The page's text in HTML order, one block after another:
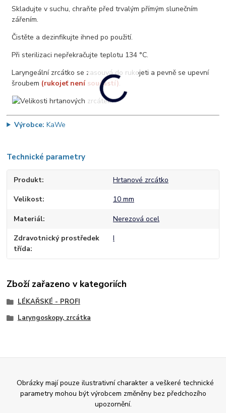
Skladujte v suchu, chraňte před trvalým přímým slunečním
zářením.
Čistěte a dezinfikujte ihned po použití.
Při sterilizaci nepřekračujte teplotu 134 °C.
Laryngeální zrcátko se zasouvá do rukojeti a pevně se upevní
šroubem (rukojeť není součástí).
Výrobce: KaWe
Technické parametry
Produkt Hrtanové zrcátko
Velikost 10 mm
Materiál Nerezová ocel
Zdravotnický prostředek
třída
I
Zboží zařazeno v kategoriích
LÉKAŘSKÉ - PROFI
Laryngoskopy, zrcátka
Obrázky mají pouze ilustrativní charakter a veškeré technické
parametry mohou být výrobcem změněny bez předchozího
upozornění.